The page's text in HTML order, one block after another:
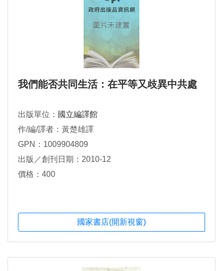
我們能否共同生活：在平等又歧異中共處
出版單位： 國立編譯館
作/編/譯者：黃楚雄譯
GPN：1009904809
出版／創刊日期：2010-12
價格：400
國家書店(開新視窗)